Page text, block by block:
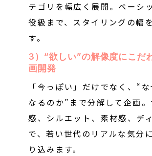
テゴリを幅広く展開。ベーシ
役級まで、スタイリングの幅
す。
3）“欲しい”の解像度にこだ
画開発
「今っぽい」だけでなく、“な
なるのか”まで分解して企画。
感、シルエット、素材感、デ
で、若い世代のリアルな気分
り込みます。